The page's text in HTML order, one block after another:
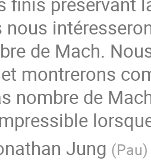
nous
de Mach.
montrerons
nombre de
Jung (Pau)